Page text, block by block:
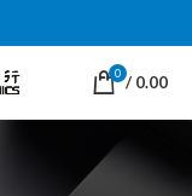
0 / 0.00